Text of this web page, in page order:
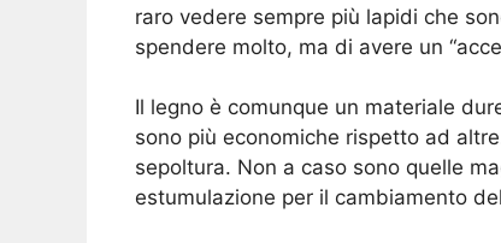
raro vedere sempre più lapidi che
spendere molto, ma di avere un
Il legno è comunque un materiale
sono più economiche rispetto ad
sepoltura. Non a caso sono quelle
estumulazione per il cambiamento